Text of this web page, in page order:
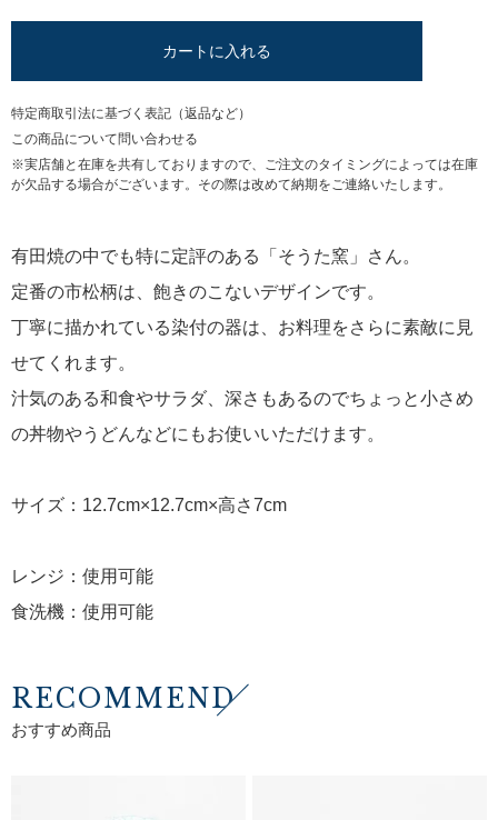
カートに入れる
特定商取引法に基づく表記（返品など）
この商品について問い合わせる
※実店舗と在庫を共有しておりますので、ご注文のタイミングによっては在庫
が欠品する場合がございます。その際は改めて納期をご連絡いたします。
有田焼の中でも特に定評のある「そうた窯」さん。
定番の市松柄は、飽きのこないデザインです。
丁寧に描かれている染付の器は、お料理をさらに素敵に見
せてくれます。
汁気のある和食やサラダ、深さもあるのでちょっと小さめ
の丼物やうどんなどにもお使いいただけます。
サイズ：12.7cm×12.7cm×高さ7cm
レンジ：使用可能
食洗機：使用可能
RECOMMEND
おすすめ商品